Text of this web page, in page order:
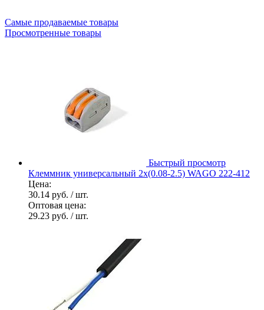
Самые продаваемые товары
Просмотренные товары
Быстрый просмотр
Клеммник универсальный 2х(0.08-2.5) WAGO 222-412
Цена:
30.14 руб. / шт.
Оптовая цена:
29.23 руб. / шт.